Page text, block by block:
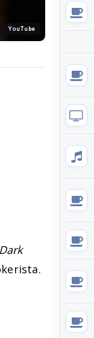
YouTube